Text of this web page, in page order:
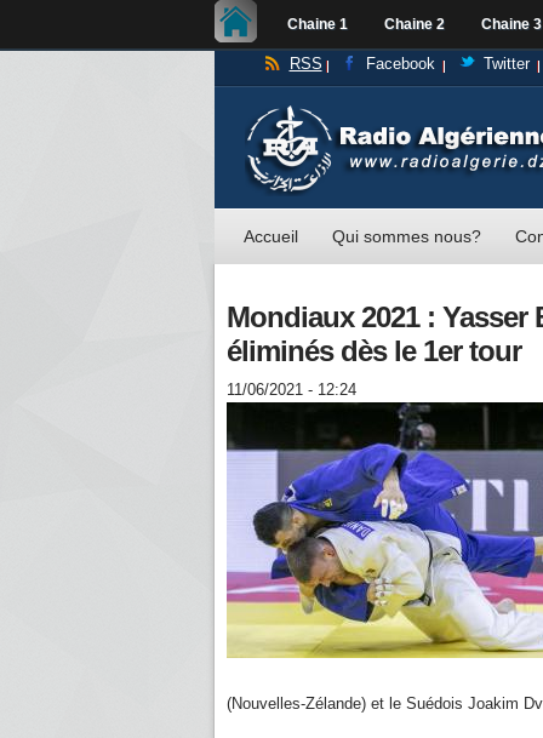
Chaine 1 Chaine 2 Chaine 3
RSS Facebook Twitter
Accueil Qui sommes nous?
Mondiaux 2021 :
éliminés dès le 1er tour
11/06/2021 - 12:24
(Nouvelles-Zélande) et le Suédois Joakim